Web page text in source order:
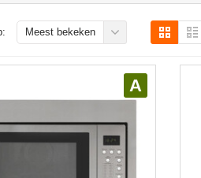
Meest bekeken
A